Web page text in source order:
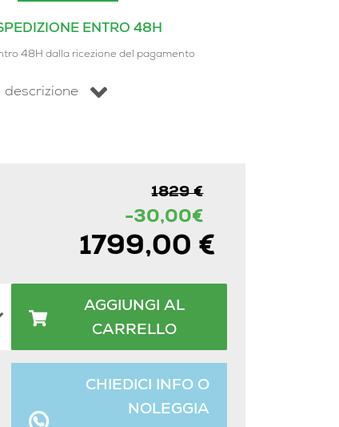
ENTRO 48H
48H dalla ricezione del pagamento
descrizione
1829 €
-30,00€
1799,00 €
AGGIUNGI AL
CARRELLO
CHIEDICI INFO O
NOLEGGIA